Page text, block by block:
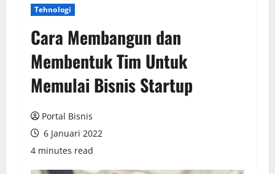
Tehnologi
Cara Membangun dan
Membentuk Tim Untuk
Memulai Bisnis Startup
Portal Bisnis
6 Januari 2022
4 minutes read